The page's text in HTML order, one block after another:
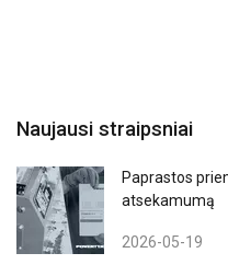
Naujausi straipsniai
Paprastos
atsekamumą
2026-05-19